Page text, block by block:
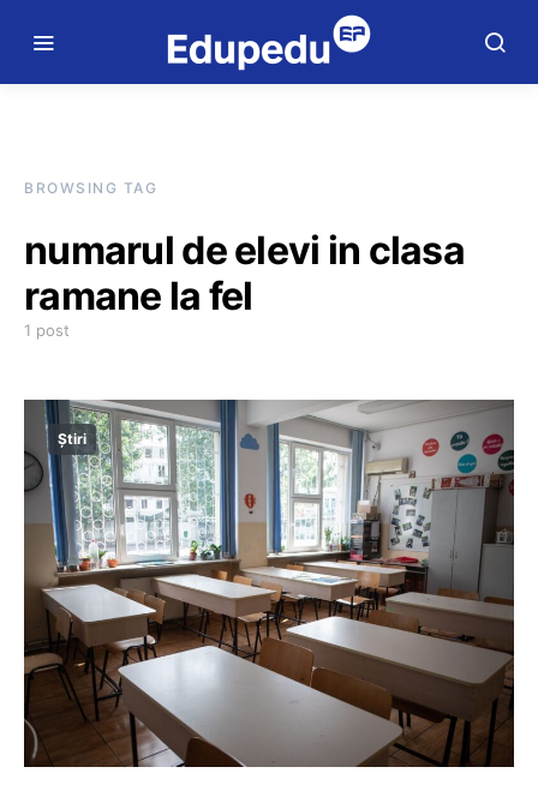
BROWSING TAG
numarul de elevi in clasa
ramane la fel
1 post
Știri